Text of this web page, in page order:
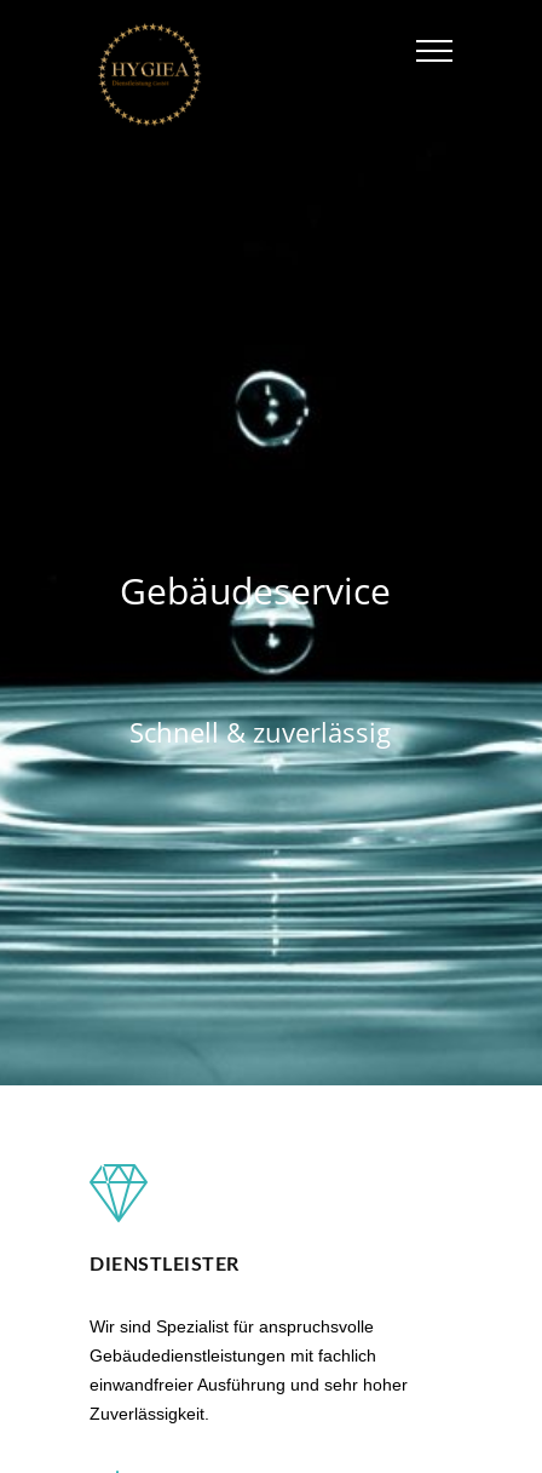
Schnell & zuverlässig
Gebäudeservice
DIENSTLEISTER
Wir sind Spezialist für anspruchsvolle
Gebäudedienstleistungen mit fachlich
einwandfreier Ausführung und sehr hoher
Zuverlässigkeit.